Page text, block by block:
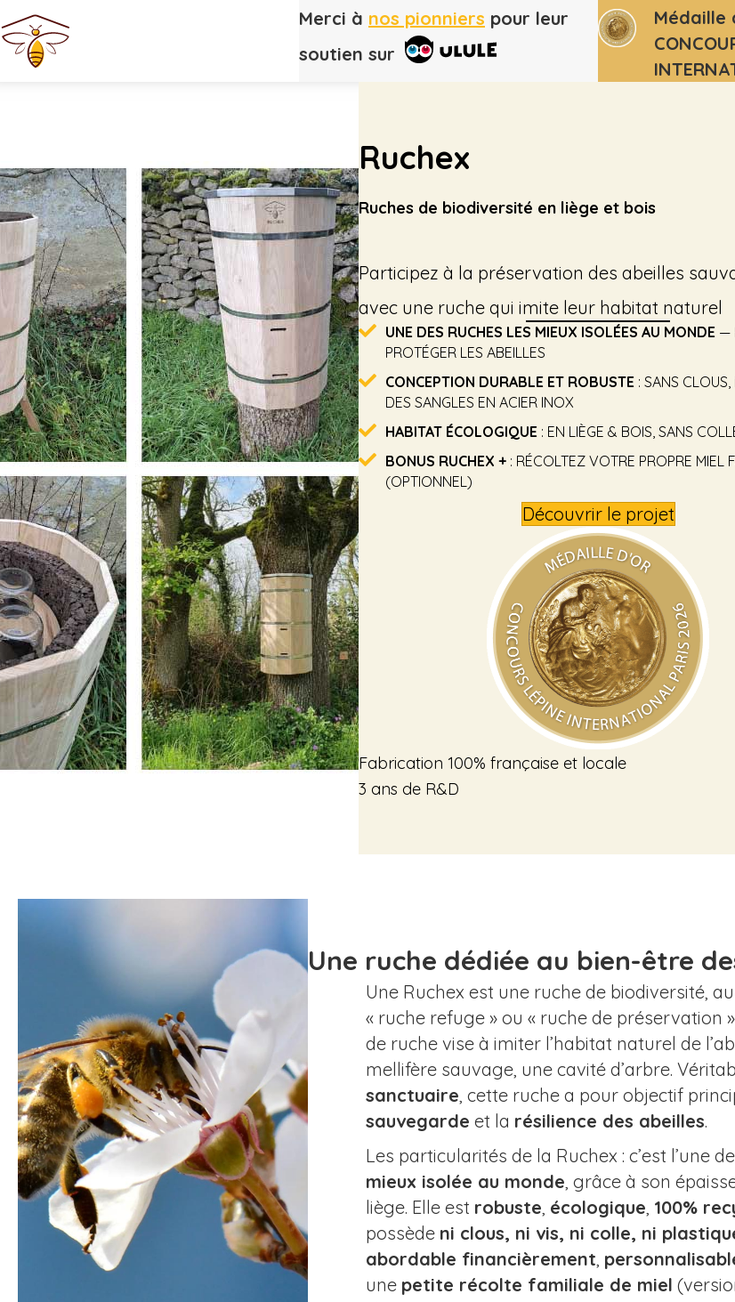
Merci à nos pionniers pour leur
soutien sur
Médaille
Ruchex
Ruches de biodiversité en liège et bois
Participez à la préservation des abeilles
avec une ruche qui imite leur habitat naturel
UNE DES RUCHES LES MIEUX ISOLÉES AU MONDE —
PROTÉGER LES ABEILLES
CONCEPTION DURABLE ET ROBUSTE : SANS
DES SANGLES EN ACIER INOX
HABITAT ÉCOLOGIQUE : EN LIÈGE & BOIS, SANS
BONUS RUCHEX + : RÉCOLTEZ VOTRE PROPRE MIEL
(OPTIONNEL)
Découvrir le projet
Fabrication 100% française et locale
3 ans de R&D
Une ruche dédiée au bien-être
Une Ruchex est une ruche de biodiversité,
« ruche refuge » ou « ruche de préservation
de ruche vise à imiter l’habitat naturel de
mellifère sauvage, une cavité d’arbre.
sanctuaire , cette ruche a pour objectif
sauvegarde et la résilience des abeilles.
Les particularités de la Ruchex : c’est l’une
mieux isolée au monde , grâce à son
liège. Elle est robuste écologique 100%
possède ni clous, ni vis, ni colle, ni
abordable financièrement
une petite récolte familiale de miel